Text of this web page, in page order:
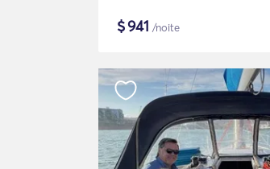
$941 /noite